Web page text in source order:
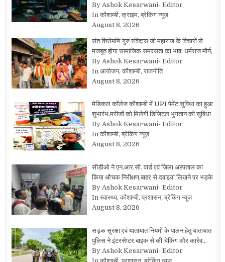
By Ashok Kesarwani- Editor
In कौशाम्बी, क्राइम, ब्रेकिंग न्यूज़
August 8, 2026
संत शिरोमणि गुरु रविदास जी महाराज के विचारों से
मजबूत होगा सामाजिक समरसता का भाव: धर्मराज मौर्य,
By Ashok Kesarwani- Editor
In आयोजन, कौशाम्बी, राजनीति
August 8, 2026
मेडिकल कॉलेज कौशाम्बी में UPI पेमेंट सुविधा का हुआ
शुभारंभ,मरीजों को मिलेगी डिजिटल भुगतान की सुविधा
By Ashok Kesarwani- Editor
In कौशाम्बी, ब्रेकिंग न्यूज़
August 8, 2026
सीडीओ ने एन.आर.सी. वार्ड एवं जिला अस्पताल का
किया औचक निरीक्षण,बाहर से दवाइयां लिखने पर भड़के
By Ashok Kesarwani- Editor
In स्वास्थ्य, कौशाम्बी, प्रशासन, ब्रेकिंग न्यूज़
August 8, 2026
सड़क सुरक्षा एवं यातायात नियमों के पालन हेतु यातायात
पुलिस ने इंटरसेप्टर बाइक से की चेकिंग और कार्रव…
By Ashok Kesarwani- Editor